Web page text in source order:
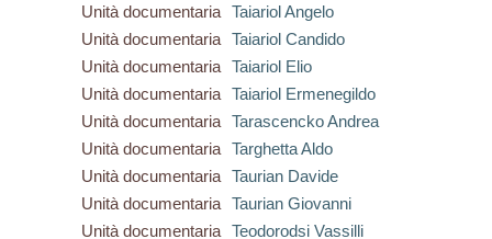
Unità documentaria
Taiariol Angelo
Unità documentaria
Taiariol Candido
Unità documentaria
Taiariol Elio
Unità documentaria
Taiariol Ermenegildo
Unità documentaria
Tarascencko Andrea
Unità documentaria
Targhetta Aldo
Unità documentaria
Taurian Davide
Unità documentaria
Taurian Giovanni
Unità documentaria
Teodorodsi Vassilli